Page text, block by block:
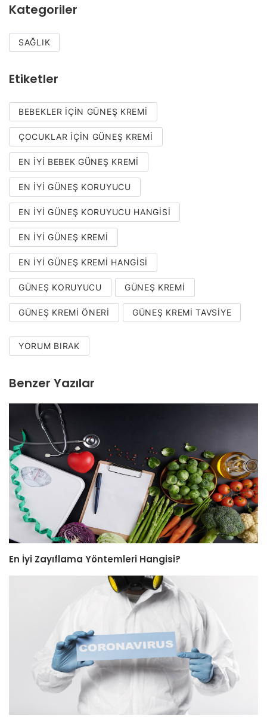
Kategoriler
SAĞLIK
Etiketler
BEBEKLER IÇIN GÜNEŞ KREMI
ÇOCUKLAR IÇIN GÜNEŞ KREMI
EN IYI BEBEK GÜNEŞ KREMI
EN IYI GÜNEŞ KORUYUCU
EN IYI GÜNEŞ KORUYUCU HANGISI
EN IYI GÜNEŞ KREMI
EN IYI GÜNEŞ KREMI HANGISI
GÜNEŞ KORUYUCU GÜNEŞ KREMI
GÜNEŞ KREMI ÖNERI GÜNEŞ KREMI TAVSIYE
YORUM BIRAK
Benzer Yazılar
En İyi Zayıflama Yöntemleri Hangisi?